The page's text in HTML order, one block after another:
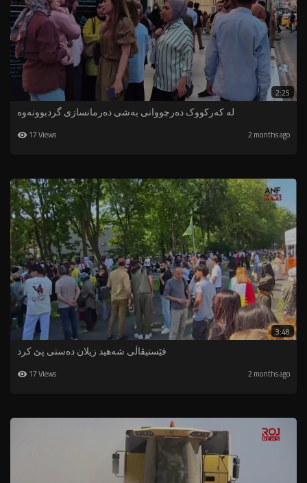
2:25
لە کەرکووک دەرچووانی بەشی دەرمانسازی گردبوونەوە
17 Views 2 months ago
3:48
فێستیڤاڵی شەهید زیلان دەستی پێ کرد
17 Views 2 months ago